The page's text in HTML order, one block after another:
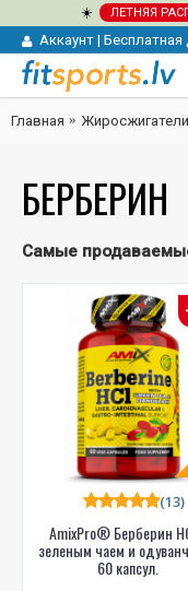
☀️ ЛЕТНЯЯ
Аккаунт | Бесплатная
Главная
БЕРБЕРИН
Самые
AmixPro® Берберин
зеленым чаем и
60 капсул.
(13)